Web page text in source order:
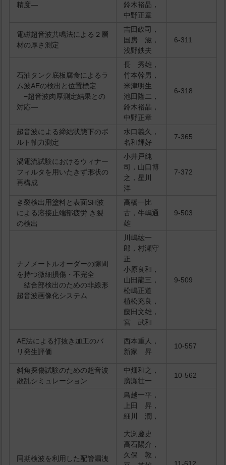
精度―
鈴木裕晶，
中野正章
電磁超音波共鳴法による２層
材の厚さ測定
吉田政司，
国房 滋，
浅野鉄夫
6-311
石油タンク底板腐食によるラ
ム波AEの検出と位置標定
−超音波肉厚測定結果との
対応―
長 秀雄，
竹本幹男，
米津明生
池田隆二，
鈴木裕晶，
中野正章
6-318
超音波による締結状態下のボ
ルト軸力測定
水口義久，
名和輝好
7-365
渦電流試験におけるウィナー
フィルタを用いたきず形状の
再構成
小井戸純
司，山口博
之，星川
洋
7-372
き裂検出用塗料と表面SH波
による溶接止端部疲労 き裂
の検出
高橋一比
古，牛嶋通
雄
9-503
ナノメートルオーダーの隙間
を持つ微細損傷・不完全
結合部検出のための非線形
超音波画像化システム
川嶋紘一
郎，村瀬守
正
小原良和，
山田龍三，
松嶋正道
植松充良，
藤田文雄，
宮 武和
9-509
AE法による打抜き加工のバ
リ発生評価
西本重人，
新家 昇
10-557
斜角探傷試験のための超音波
散乱シミュレーション
中畑和之，
廣瀬壮一
10-562
同期検波を利用した配管漏洩
鳥越一平，
上田 昇，
細川 潤，
大渕慶史
高石陽介，
久保 敦，